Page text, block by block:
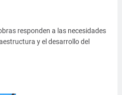
responden a las necesidades
y el desarrollo del